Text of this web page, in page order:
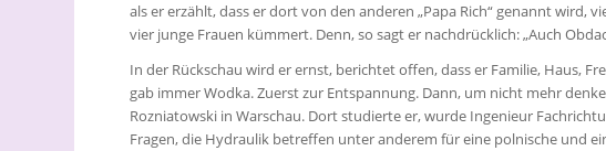
als er erzählt, dass er dort von den anderen „Papa Rich“ genannt wird,
vier junge Frauen kümmert. Denn, so sagt er nachdrücklich: „Auch
In der Rückschau wird er ernst, berichtet offen, dass er Familie, Haus,
gab immer Wodka. Zuerst zur Entspannung. Dann, um nicht mehr
Rozniatowski in Warschau. Dort studierte er, wurde Ingenieur
Fragen, die Hydraulik betreffen unter anderem für eine polnische und